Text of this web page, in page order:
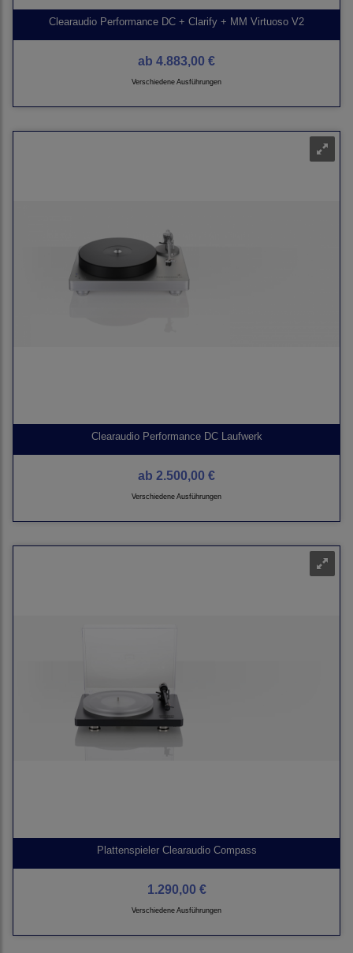
Clearaudio Performance DC + Clarify + MM Virtuoso V2
ab 4.883,00 €
Verschiedene Ausführungen
Clearaudio Performance DC Laufwerk
ab 2.500,00 €
Verschiedene Ausführungen
Plattenspieler Clearaudio Compass
1.290,00 €
Verschiedene Ausführungen